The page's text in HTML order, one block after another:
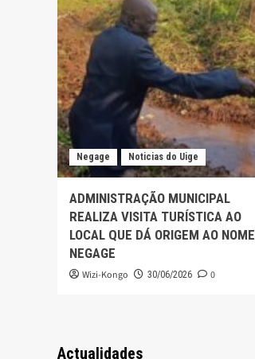
Negage Noticias do Uige
ADMINISTRAÇÃO MUNICIPAL
REALIZA VISITA TURÍSTICA AO
LOCAL QUE DÁ ORIGEM AO NOME
NEGAGE
Wizi-Kongo 30/06/2026 0
Actualidades